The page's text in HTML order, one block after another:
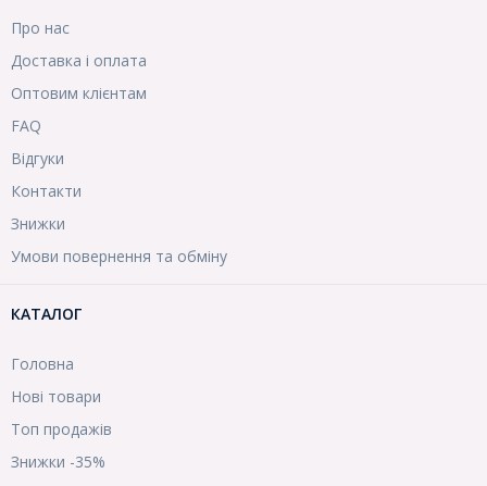
Про нас
Доставка і оплата
Оптовим клієнтам
FAQ
Відгуки
Контакти
Знижки
Умови повернення та обміну
КАТАЛОГ
Головна
Нові товари
Топ продажів
Знижки -35%